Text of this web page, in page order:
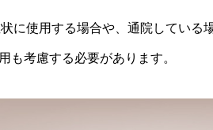
に使用する場合や、通院している
も考慮する必要があります。